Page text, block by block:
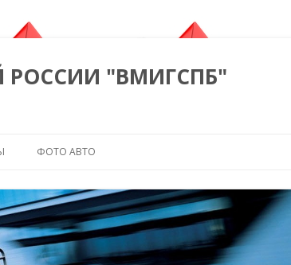
РОССИИ "ВМИГСПБ"
ФОТО АВТО